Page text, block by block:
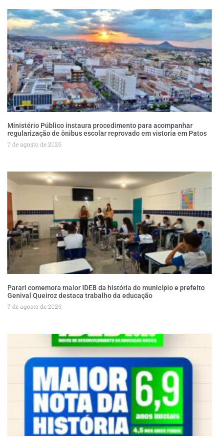
Ministério Público instaura procedimento para acompanhar
regularização de ônibus escolar reprovado em vistoria em Patos
7 de agosto de 2026
Parari comemora maior IDEB da história do município e prefeito
Genival Queiroz destaca trabalho da educação
7 de agosto de 2026